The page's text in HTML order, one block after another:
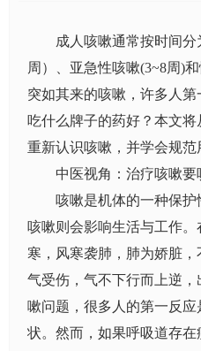
成人咳嗽通常按时间
周）、亚急性咳嗽(3~8周)
突如其来的咳嗽，许多人
吃什么牌子的药好？本文
重新认识咳嗽，并学会规范
中医视角：治疗咳嗽要
咳嗽是机体的一种保
咳嗽则会影响生活与工作
寒，风寒袭肺，肺为娇脏
气受伤，气不下行而上逆
嗽问题，很多人的第一反应
状。然而，如果呼吸道存